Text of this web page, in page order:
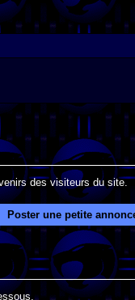
des visiteurs du site.
Poster une petite